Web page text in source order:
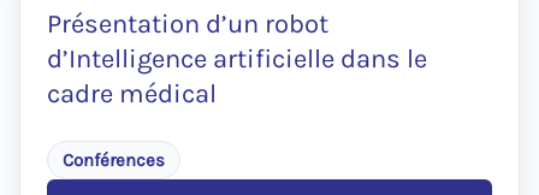
avenir
pour
les
actuelles
Présentation d’un robot
d’Intelligence artificielle dans le
cadre médical
Conférences